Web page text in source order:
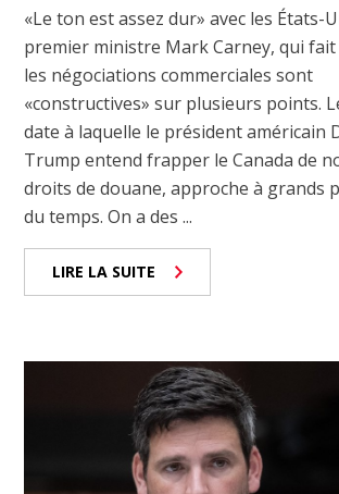
«Le ton est assez dur» avec les États-
premier ministre Mark Carney, qui
les négociations commerciales sont
«constructives» sur plusieurs points.
date à laquelle le président américain
Trump entend frapper le Canada de
droits de douane, approche à grands
du temps. On a des ...
LIRE LA SUITE